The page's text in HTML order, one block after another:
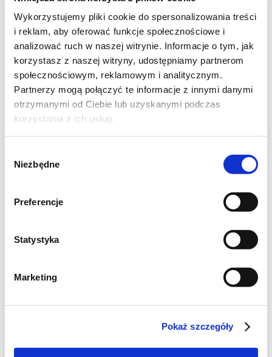
Wykorzystujemy pliki cookie do spersonalizowania treści
i reklam, aby oferować funkcje społecznościowe i
analizować ruch w naszej witrynie. Informacje o tym, jak
korzystasz z naszej witryny, udostępniamy partnerom
społecznościowym, reklamowym i analitycznym.
Partnerzy mogą połączyć te informacje z innymi danymi
otrzymanymi od Ciebie lub uzyskanymi podczas
korzystania z ich usług.
zgody
Niezbędne
Preferencje
Statystyka
Marketing
Pokaż szczegóły
2 łyżeczki curry
1 łyżeczka garam masala
1 łyżeczka ostrej papryki
1 łyżeczka kuminu
2 ząbki czosnku
1 łyżeczka imbiru
natka pietruszki
oliwa, sól, pieprz
W garnku o grubym dnie rozgrzej 6 łyżek
oliwy i wrzuć posiekaną cebulę. Gdy cebula
się zeszkli dodajemy pokrojoną paprykę a
następnie bakłażana, również pokrojonego w
kostkę. Dodajemy czosnek i przyprawy i
obsmażamy często mieszając około 5 minut.
Dodajemy obrane ze skóry i pokrojone drobno